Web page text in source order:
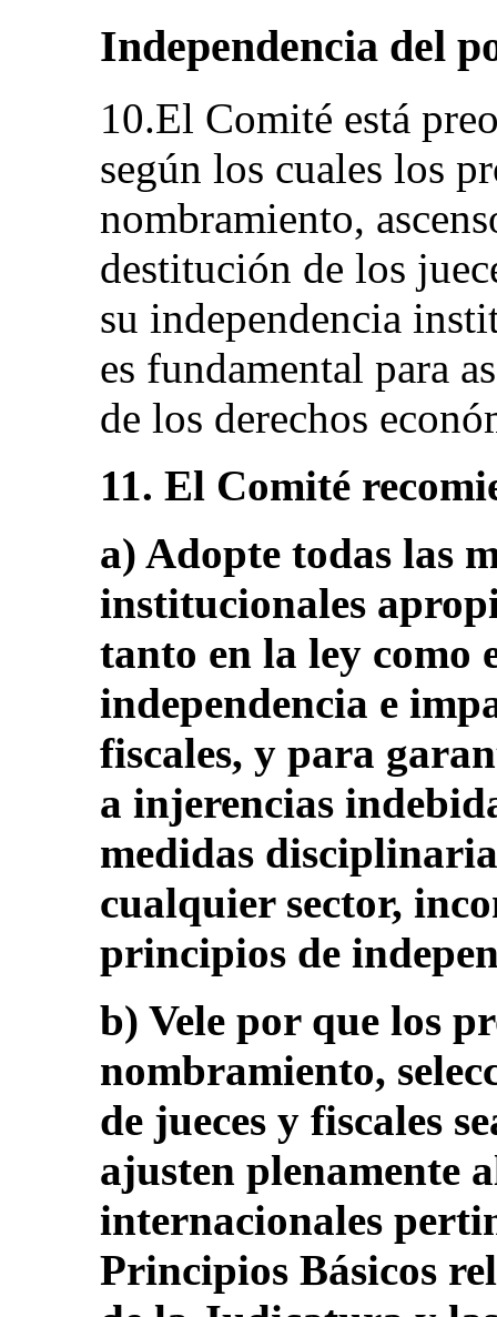
Independencia del
10.El Comité está
según los cuales los
nombramiento,
destitución de los
su independencia
es fundamental para
de los derechos
11. El Comité
a) Adopte todas las
institucionales
tanto en la ley como
independencia e
fiscales, y para
a injerencias
medidas
cualquier sector,
principios de
b) Vele por que los
nombramiento,
de jueces y fiscales
ajusten plenamente
internacionales
Principios Básicos